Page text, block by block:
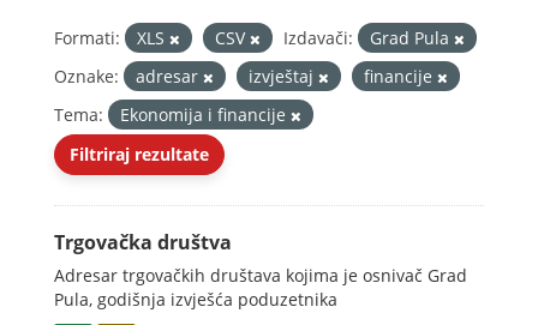
Formati: XLS CSV Izdavači:
Grad Pula
Oznake:
adresar izvještaj
financije
Tema:
Ekonomija i financije
Filtriraj rezultate
Trgovačka društva
Adresar trgovačkih društava kojima je osnivač Grad
Pula, godišnja izvješća poduzetnika